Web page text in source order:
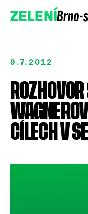
ZELENÍBrno-
9.7.2012
CÍLECH V